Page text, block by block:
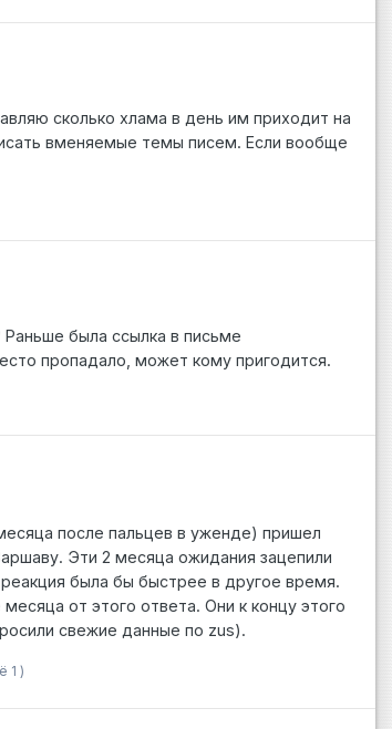
сколько хлама в день им приходит на
вменяемые темы писем. Если вообще
Раньше была ссылка в письме
пропадало, может кому пригодится.
после пальцев в уженде) пришел
Эти 2 месяца ожидания зацепили
была бы быстрее в другое время.
от этого ответа. Они к концу этого
свежие данные по zus).
1 )